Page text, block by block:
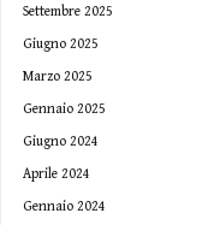
Settembre 2025
Giugno 2025
Marzo 2025
Gennaio 2025
Giugno 2024
Aprile 2024
Gennaio 2024